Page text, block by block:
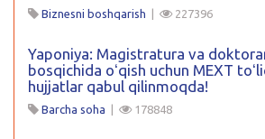
Biznesni boshqarish | 227396
Yaponiya: Magistratura va
bosqichida oʻqish uchun MEXT
hujjatlar qabul qilinmoqda!
Barcha soha | 178848